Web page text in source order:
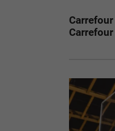
Carrefour
Carrefour